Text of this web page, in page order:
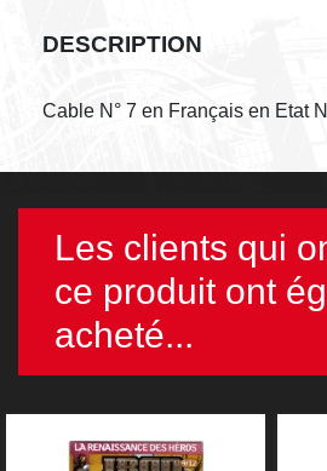
DESCRIPTION
Cable N° 7 en Français en Etat
Les clients qui
ce produit ont
acheté...